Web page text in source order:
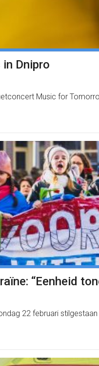
Dnipro
Music for
“Eenheid
22 februari